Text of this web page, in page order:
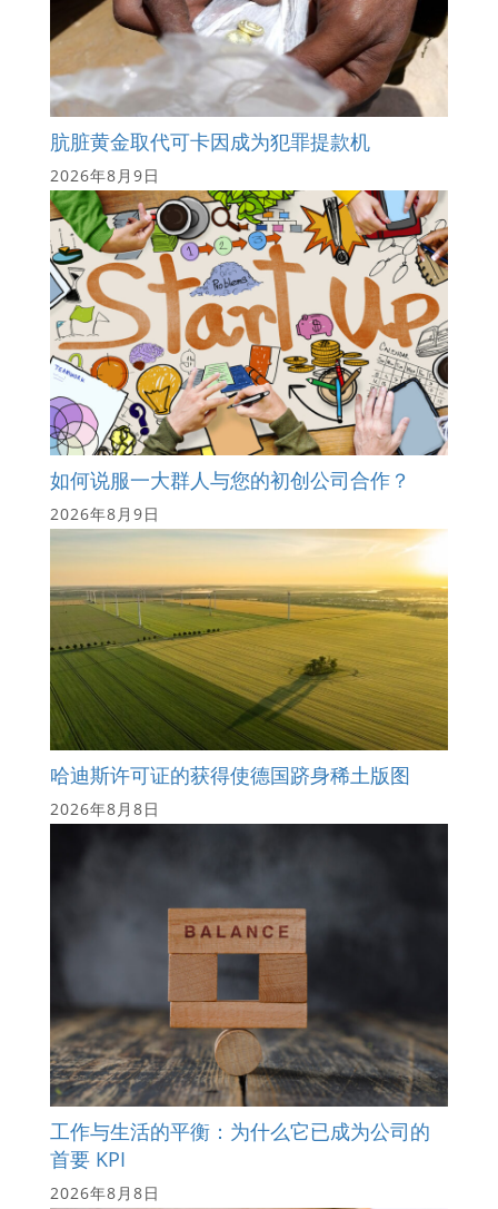
肮脏黄金取代可卡因成为犯罪提款机
2026年8月9日
如何说服一大群人与您的初创公司合作？
2026年8月9日
哈迪斯许可证的获得使德国跻身稀土版图
2026年8月8日
工作与生活的平衡：为什么它已成为公司的
首要 KPI
2026年8月8日